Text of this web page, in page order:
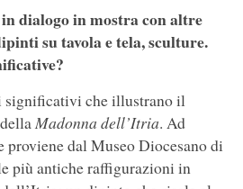
in dialogo in mostra con altre
su tavola e tela, sculture.
significativi che illustrano il
Madonna dell’Itria. Ad
proviene dal Museo Diocesano di
più antiche raffigurazioni in